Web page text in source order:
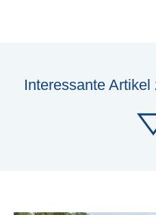
Interessante